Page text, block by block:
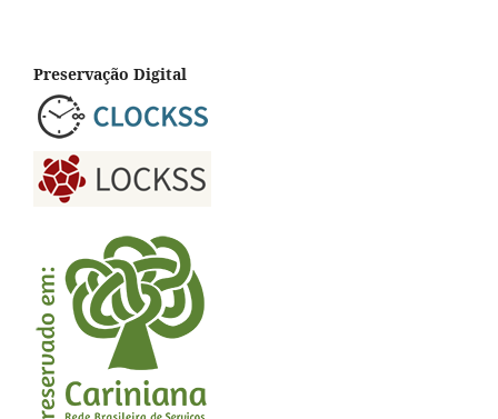
Preservação Digital